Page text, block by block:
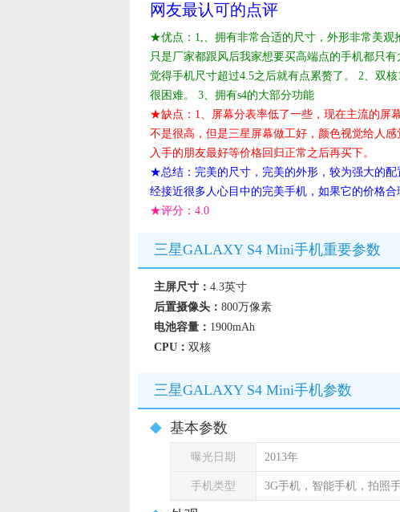
网友最认可的点评
★优点：1,、拥有非常合适的尺寸，外形非常美观
只是厂家都跟风后我家想要买高端点的手机都只
觉得手机尺寸超过4.5之后就有点累赘了。 2、双
很困难。 3、拥有s4的大部分功能
★缺点：1、屏幕分表率低了一些，现在主流的屏
不是很高，但是三星屏幕做工好，颜色视觉给人
入手的朋友最好等价格回归正常之后再买下。
★总结：完美的尺寸，完美的外形，较为强大的
经接近很多人心目中的完美手机，如果它的价格
★评分： 4.0
三星GALAXY S4 Mini手机重要参数
主屏尺寸： 4.3英寸
后置摄像头： 800万像素
电池容量： 1900mAh
CPU： 双核
三星GALAXY S4 Mini手机参数
基本参数
曝光日期 2013年
手机类型 3G手机，智能手机，拍照